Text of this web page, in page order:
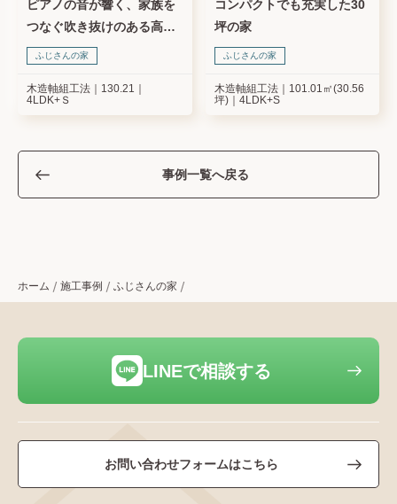
ピアノの音が響く、家族を
つなぐ吹き抜けのある高性
能住宅
ふじさんの家
木造軸組工法
130.21
4LDK+Ｓ
コンパクトでも充実した30
坪の家
ふじさんの家
木造軸組工法
101.01㎡(30.56
坪)
4LDK+S
事例一覧へ戻る
ホーム 施工事例 ふじさんの家
LINEで相談する
お問い合わせフォームはこちら